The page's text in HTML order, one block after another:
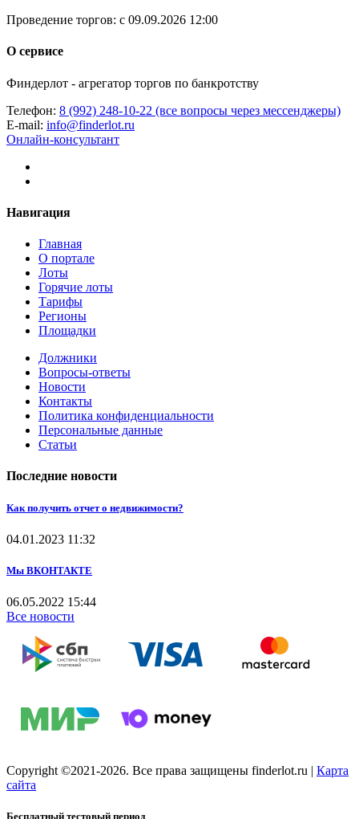
Проведение торгов: с 09.09.2026 12:00
О сервисе
Финдерлот - агрегатор торгов по банкротству
Телефон: 8 (992) 248-10-22 (все вопросы через мессенджеры)
E-mail: info@finderlot.ru
Онлайн-консультант
Навигация
Главная
О портале
Лоты
Горячие лоты
Тарифы
Регионы
Площадки
Должники
Вопросы-ответы
Новости
Контакты
Политика конфиденциальности
Персональные данные
Статьи
Последние новости
Как получить отчет о недвижимости?
04.01.2023 11:32
Мы ВКОНТАКТЕ
06.05.2022 15:44
Все новости
Copyright ©2021-2026. Все права защищены finderlot.ru | Карта
сайта
Бесплатный тестовый период